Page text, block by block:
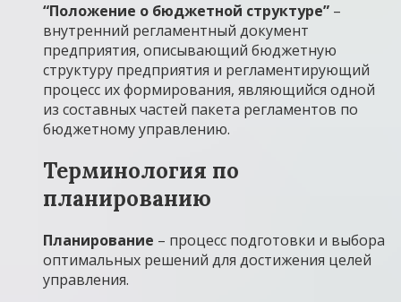
“Положение о бюджетной структуре” –
внутренний регламентный документ
предприятия, описывающий бюджетную
структуру предприятия и регламентирующий
процесс их формирования, являющийся одной
из составных частей пакета регламентов по
бюджетному управлению.
Терминология по
планированию
Планирование – процесс подготовки и выбора
оптимальных решений для достижения целей
управления.